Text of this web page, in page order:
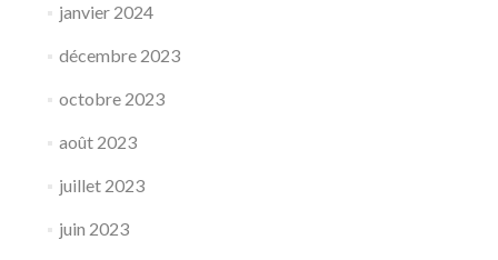
janvier 2024
décembre 2023
octobre 2023
août 2023
juillet 2023
juin 2023